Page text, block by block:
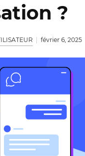
?
février 6, 2025